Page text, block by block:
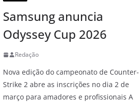
Samsung anuncia
Odyssey Cup 2026
Redação
Nova edição do campeonato de Counter-
Strike 2 abre as inscrições no dia 2 de
março para amadores e profissionais A